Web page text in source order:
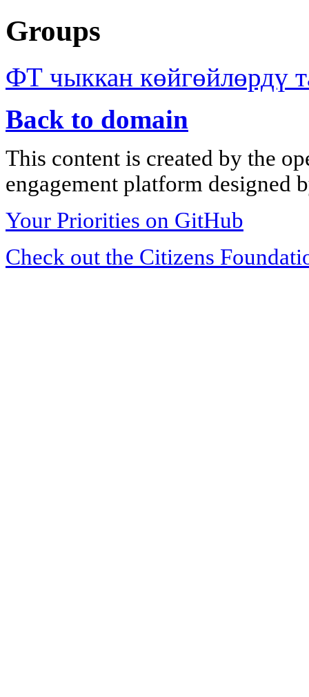
Groups
ФТ чыккан көйгөйлөрдү
Back to domain
This content is created by the
engagement platform designed
Your Priorities on GitHub
Check out the Citizens